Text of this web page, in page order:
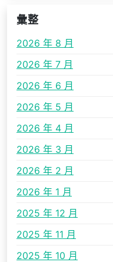
彙整
2026 年 8 月
2026 年 7 月
2026 年 6 月
2026 年 5 月
2026 年 4 月
2026 年 3 月
2026 年 2 月
2026 年 1 月
2025 年 12 月
2025 年 11 月
2025 年 10 月